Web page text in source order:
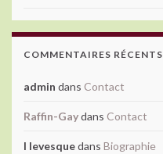
COMMENTAIRES RÉCENTS
admin dans Contact
Raffin-Gaydans Contact
l levesquedans Biographie